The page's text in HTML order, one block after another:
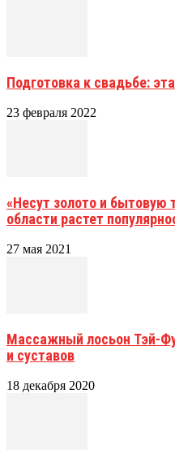
Подготовка к свадьбе:
23 февраля 2022
«Несут золото и бытовую
области растет
27 мая 2021
Массажный лосьон Тэй-
и суставов
18 декабря 2020